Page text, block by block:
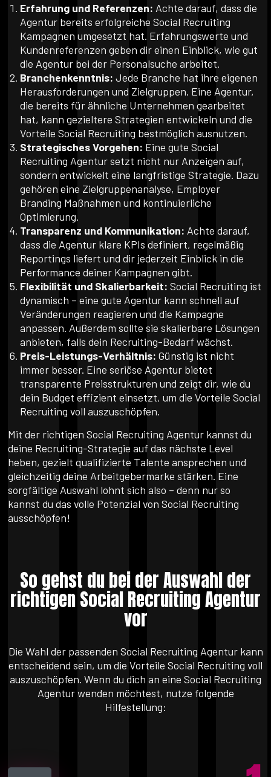
Erfahrung und Referenzen: Achte darauf, dass die
Agentur bereits erfolgreiche Social Recruiting
Kampagnen umgesetzt hat. Erfahrungswerte und
Kundenreferenzen geben dir einen Einblick, wie gut
die Agentur bei der Personalsuche arbeitet.
Branchenkenntnis: Jede Branche hat ihre eigenen
Herausforderungen und Zielgruppen. Eine Agentur,
die bereits für ähnliche Unternehmen gearbeitet
hat, kann gezieltere Strategien entwickeln und die
Vorteile Social Recruiting bestmöglich ausnutzen.
Strategisches Vorgehen: Eine gute Social
Recruiting Agentur setzt nicht nur Anzeigen auf,
sondern entwickelt eine langfristige Strategie. Dazu
gehören eine Zielgruppenanalyse, Employer
Branding Maßnahmen und kontinuierliche
Optimierung.
Transparenz und Kommunikation: Achte darauf,
dass die Agentur klare KPIs definiert, regelmäßig
Reportings liefert und dir jederzeit Einblick in die
Performance deiner Kampagnen gibt.
Flexibilität und Skalierbarkeit: Social Recruiting ist
dynamisch – eine gute Agentur kann schnell auf
Veränderungen reagieren und die Kampagne
anpassen. Außerdem sollte sie skalierbare Lösungen
anbieten, falls dein Recruiting-Bedarf wächst.
Preis-Leistungs-Verhältnis: Günstig ist nicht
immer besser. Eine seriöse Agentur bietet
transparente Preisstrukturen und zeigt dir, wie du
dein Budget effizient einsetzt, um die Vorteile Social
Recruiting voll auszuschöpfen.
Mit der richtigen Social Recruiting Agentur kannst du
deine Recruiting-Strategie auf das nächste Level
heben, gezielt qualifizierte Talente ansprechen und
gleichzeitig deine Arbeitgebermarke stärken. Eine
sorgfältige Auswahl lohnt sich also – denn nur so
kannst du das volle Potenzial von Social Recruiting
ausschöpfen!
So gehst du bei der Auswahl der
richtigen Social Recruiting Agentur
vor
Die Wahl der passenden Social Recruiting Agentur kann
entscheidend sein, um die Vorteile Social Recruiting voll
auszuschöpfen. Wenn du dich an eine Social Recruiting
Agentur wenden möchtest, nutze folgende
Hilfestellung: